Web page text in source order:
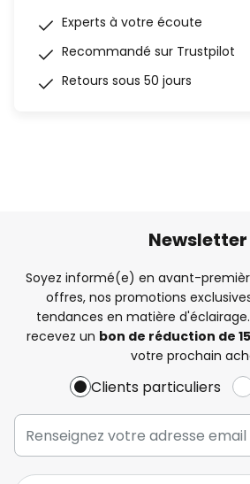
Experts à votre écoute
Recommandé sur Trustpilot
Retours sous 50 jours
Newsletter
Soyez informé(e) en avant-
offres, nos promotions
tendances en matière
recevez un bon de réduction de
votre prochain
Clients particuliers